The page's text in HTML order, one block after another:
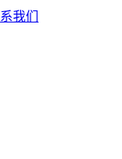
我们